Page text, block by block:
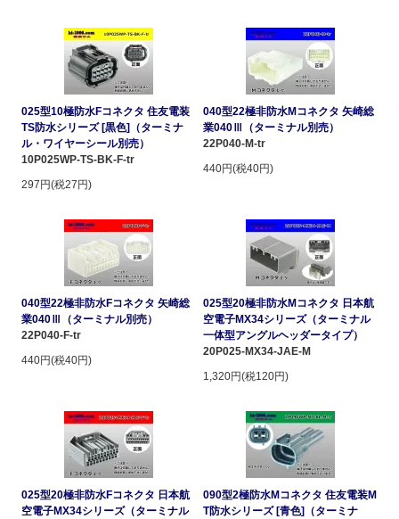
025型10極防水Fコネクタ 住友電装
TS防水シリーズ [黒色]（ターミナ
ル・ワイヤーシール別売）
10P025WP-TS-BK-F-tr
297円(税27円)
040型22極非防水Mコネクタ 矢崎総
業040Ⅲ（ターミナル別売）
22P040-M-tr
440円(税40円)
040型22極非防水Fコネクタ 矢崎総
業040Ⅲ（ターミナル別売）
22P040-F-tr
440円(税40円)
025型20極非防水Mコネクタ 日本航
空電子MX34シリーズ（ターミナル
一体型アングルヘッダータイプ）
20P025-MX34-JAE-M
1,320円(税120円)
025型20極非防水Fコネクタ 日本航
空電子MX34シリーズ（ターミナル
090型2極防水Mコネクタ 住友電装M
T防水シリーズ [青色]（ターミナ